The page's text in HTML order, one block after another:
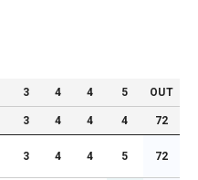
3 4 4 5 OUT
3 4 4 4 72
3 4 4 5 72